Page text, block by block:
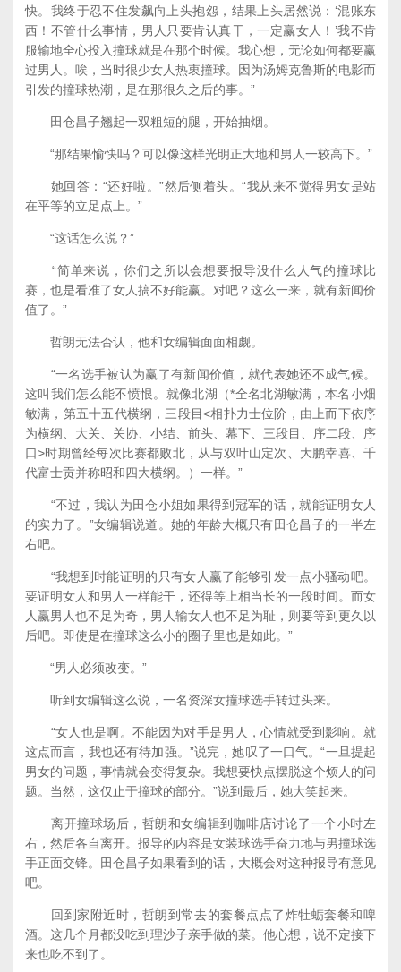
快。我终于忍不住发飙向上头抱怨，结果上头居然说：‘混账东
西！不管什么事情，男人只要肯认真干，一定赢女人！’我不肯
服输地全心投入撞球就是在那个时候。我心想，无论如何都要赢
过男人。唉，当时很少女人热衷撞球。因为汤姆克鲁斯的电影而
引发的撞球热潮，是在那很久之后的事。”
田仓昌子翘起一双粗短的腿，开始抽烟。
“那结果愉快吗？可以像这样光明正大地和男人一较高下。”
她回答：“还好啦。”然后侧着头。“我从来不觉得男女是站
在平等的立足点上。”
“这话怎么说？”
“简单来说，你们之所以会想要报导没什么人气的撞球比
赛，也是看准了女人搞不好能赢。对吧？这么一来，就有新闻价
值了。”
哲朗无法否认，他和女编辑面面相觑。
“一名选手被认为赢了有新闻价值，就代表她还不成气候。
这叫我们怎么能不愤恨。就像北湖（*全名北湖敏满，本名小畑
敏满，第五十五代横纲，三段目<相扑力士位阶，由上而下依序
为横纲、大关、关协、小结、前头、幕下、三段目、序二段、序
口>时期曾经每次比赛都败北，从与双叶山定次、大鹏幸喜、千
代富士贡并称昭和四大横纲。）一样。”
“不过，我认为田仓小姐如果得到冠军的话，就能证明女人
的实力了。”女编辑说道。她的年龄大概只有田仓昌子的一半左
右吧。
“我想到时能证明的只有女人赢了能够引发一点小骚动吧。
要证明女人和男人一样能干，还得等上相当长的一段时间。而女
人赢男人也不足为奇，男人输女人也不足为耻，则要等到更久以
后吧。即使是在撞球这么小的圈子里也是如此。”
“男人必须改变。”
听到女编辑这么说，一名资深女撞球选手转过头来。
“女人也是啊。不能因为对手是男人，心情就受到影响。就
这点而言，我也还有待加强。”说完，她叹了一口气。“一旦提起
男女的问题，事情就会变得复杂。我想要快点摆脱这个烦人的问
题。当然，这仅止于撞球的部分。”说到最后，她大笑起来。
离开撞球场后，哲朗和女编辑到咖啡店讨论了一个小时左
右，然后各自离开。报导的内容是女装球选手奋力地与男撞球选
手正面交锋。田仓昌子如果看到的话，大概会对这种报导有意见
吧。
回到家附近时，哲朗到常去的套餐点点了炸牡蛎套餐和啤
酒。这几个月都没吃到理沙子亲手做的菜。他心想，说不定接下
来也吃不到了。